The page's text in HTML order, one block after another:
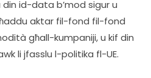
din id-data b’mod sigur u
aktar fil-fond fil-fond
għall-kumpaniji, u kif din
li jfasslu l-politika fl-UE.